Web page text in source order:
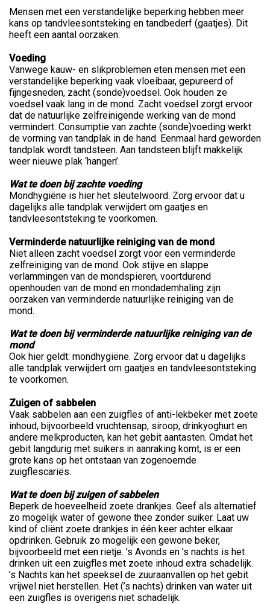
Mensen met een verstandelijke beperking hebben meer
kans op tandvleesontsteking en tandbederf (gaatjes). Dit
heeft een aantal oorzaken:
Voeding
Vanwege kauw- en slikproblemen eten mensen met een
verstandelijke beperking vaak vloeibaar, gepureerd of
fijngesneden, zacht (sonde)voedsel. Ook houden ze
voedsel vaak lang in de mond. Zacht voedsel zorgt ervoor
dat de natuurlijke zelfreinigende werking van de mond
vermindert. Consumptie van zachte (sonde)voeding werkt
de vorming van tandplak in de hand. Eenmaal hard geworden
tandplak wordt tandsteen. Aan tandsteen blijft makkelijk
weer nieuwe plak ‘hangen’.
Wat te doen bij zachte voeding
Mondhygiëne is hier het sleutelwoord. Zorg ervoor dat u
dagelijks alle tandplak verwijdert om gaatjes en
tandvleesontsteking te voorkomen.
Verminderde natuurlijke reiniging van de mond
Niet alleen zacht voedsel zorgt voor een verminderde
zelfreiniging van de mond. Ook stijve en slappe
verlammingen van de mondspieren, voortdurend
openhouden van de mond en mondademhaling zijn
oorzaken van verminderde natuurlijke reiniging van de
mond.
Wat te doen bij verminderde natuurlijke reiniging van de
mond
Ook hier geldt: mondhygiëne. Zorg ervoor dat u dagelijks
alle tandplak verwijdert om gaatjes en tandvleesontsteking
te voorkomen.
Zuigen of sabbelen
Vaak sabbelen aan een zuigfles of anti-lekbeker met zoete
inhoud, bijvoorbeeld vruchtensap, siroop, drinkyoghurt en
andere melkproducten, kan het gebit aantasten. Omdat het
gebit langdurig met suikers in aanraking komt, is er een
grote kans op het ontstaan van zogenoemde
zuigflescariës.
Wat te doen bij zuigen of sabbelen
Beperk de hoeveelheid zoete drankjes. Geef als alternatief
zo mogelijk water of gewone thee zonder suiker. Laat uw
kind of cliënt zoete drankjes in één keer achter elkaar
opdrinken. Gebruik zo mogelijk een gewone beker,
bijvoorbeeld met een rietje. ’s Avonds en ’s nachts is het
drinken uit een zuigfles met zoete inhoud extra schadelijk.
’s Nachts kan het speeksel de zuuraanvallen op het gebit
vrijwel niet herstellen. Het (’s nachts) drinken van water uit
een zuigfles is overigens niet schadelijk.